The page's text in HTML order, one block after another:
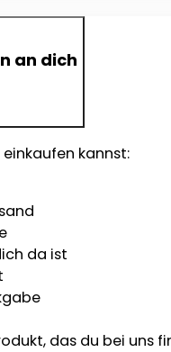
an dich
kannst:
da ist
das du bei uns